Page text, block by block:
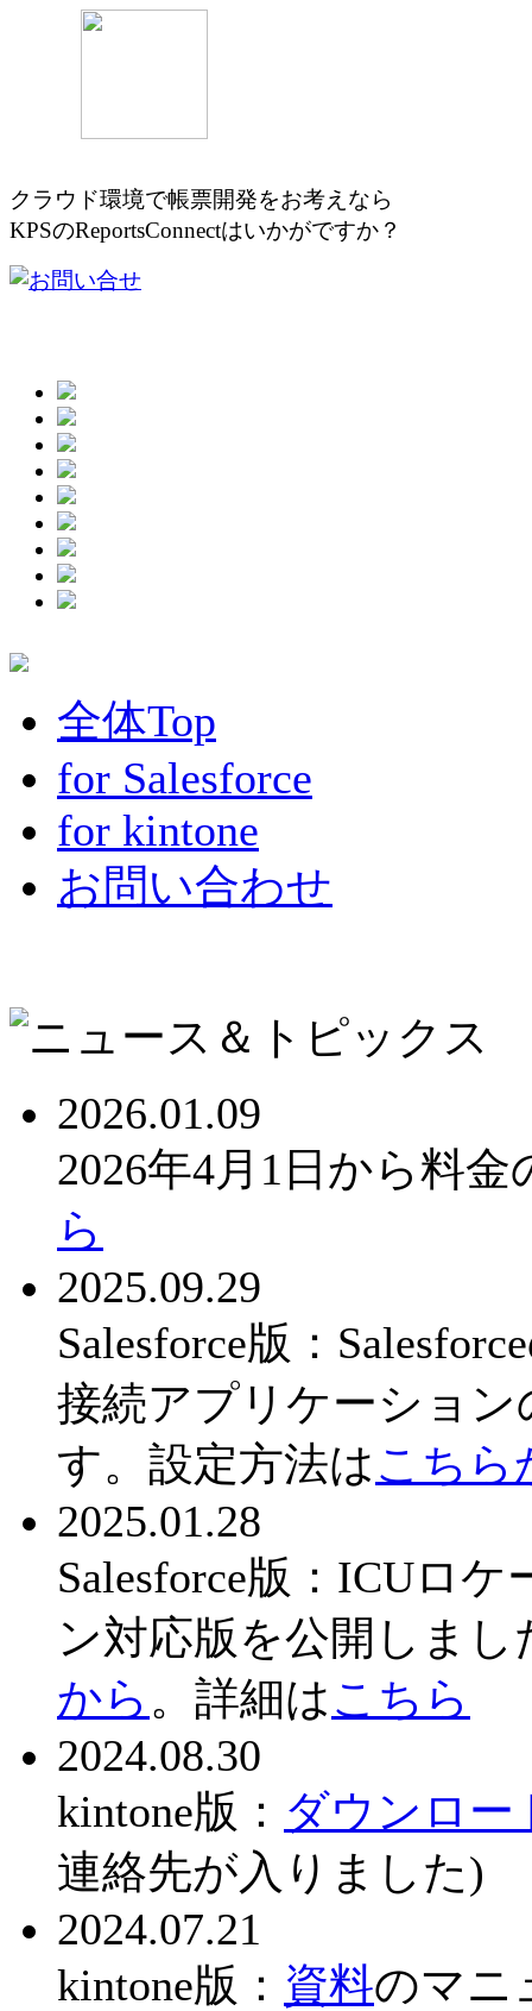
クラウド環境で帳票開発をお
KPSのReportsConnectはいかがですか？
全体Top
for Salesforce
for kintone
お問い合わせ
2026.01.09
2026年4月1日から料
ら
2025.09.29
Salesforce版：
接続アプリケーショ
す。設定方法はこちら
2025.01.28
Salesforce版：ICUロ
ン対応版を公開しま
から 。詳細はこちら
2024.08.30
kintone版： ダウンロー
連絡先が入りました)
2024.07.21
kintone版： 資料のマニ